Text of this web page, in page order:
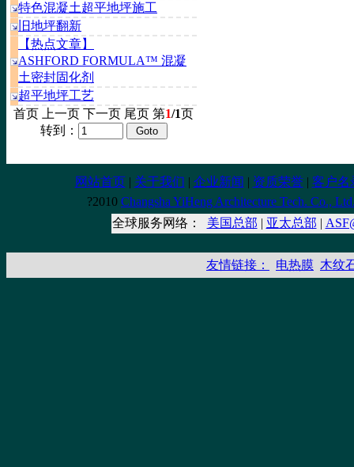
特色混凝土超平地坪施工
旧地坪翻新
【热点文章】
ASHFORD FORMULA™ 混凝
土密封固化剂
超平地坪工艺
首页 上一页 下一页 尾页 第1/1页
转到：
网站首页| 关于我们 | 企业新闻 | 资质荣誉| 客户名
?2010 Changsha YiHeng Architecture Tech. Co.,
全球服务网络： 美国总部 | 亚太总部 |
友情链接： 电热膜 木纹